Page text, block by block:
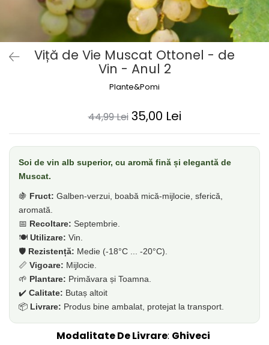
Kaki
Viță de Vie Muscat Ottonel - de
Vin - Anul 2
Plante&Pomi
44,99 Lei 35,00 Lei
Soi de vin alb superior, cu aromă fină și elegantă de
Muscat.
🍇 Fruct: Galben-verzui, boabă mică-mijlocie, sferică,
aromată.
📅 Recoltare: Septembrie.
🍽️ Utilizare: Vin.
🛡️ Rezistență: Medie (-18°C ... -20°C).
📏 Vigoare: Mijlocie.
🌱 Plantare: Primăvara și Toamna.
✔️ Calitate: Butaș altoit
📦 Livrare: Produs bine ambalat, protejat la transport.
Modalitate De Livrare: Ghiveci